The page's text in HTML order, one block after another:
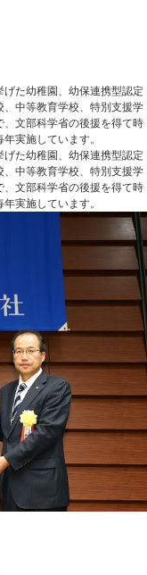
た幼稚園、幼保連携型認定
、中等教育学校、特別支援学
文部科学省の後援を得て時
実施しています。
た幼稚園、幼保連携型認定
、中等教育学校、特別支援学
文部科学省の後援を得て時
実施しています。